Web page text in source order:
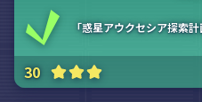
「惑星アウクセシア探索
30